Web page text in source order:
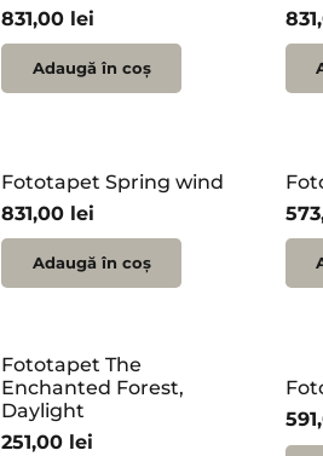
831,00 lei
Adaugă în coș
Fototapet Spring wind
831,00 lei
Adaugă în coș
Fototapet The
Enchanted Forest,
Daylight
251,00 lei